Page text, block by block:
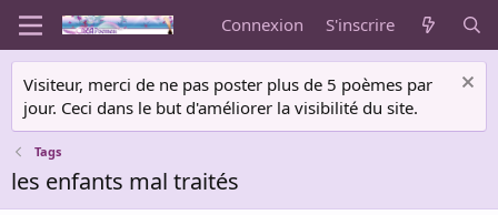
Connexion S'inscrire
Visiteur, merci de ne pas poster plus de 5 poèmes par
jour. Ceci dans le but d'améliorer la visibilité du site.
Tags
les enfants mal traités